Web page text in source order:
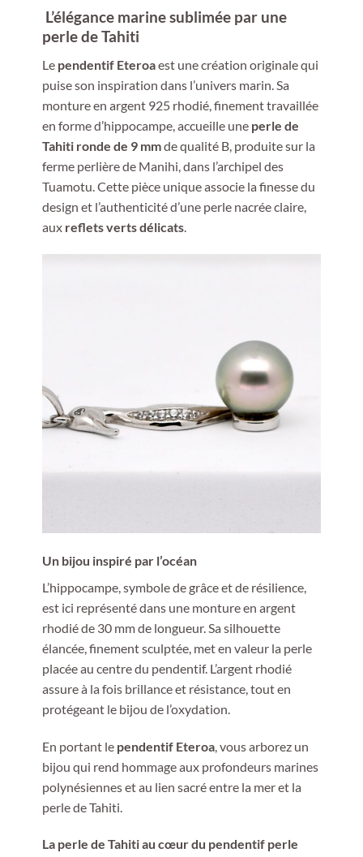
L’élégance marine sublimée par une
perle de Tahiti
Le pendentif Eteroaest une création originale qui
puise son inspiration dans l’univers marin. Sa
monture en argent 925 rhodié, finement travaillée
en forme d’hippocampe, accueille une perle de
Tahiti ronde de 9 mmde qualité B, produite sur la
ferme perlière de Manihi, dans l’archipel des
Tuamotu. Cette pièce unique associe la finesse du
design et l’authenticité d’une perle nacrée claire,
aux reflets verts délicats.
Un bijou inspiré par l’océan
L’hippocampe, symbole de grâce et de résilience,
est ici représenté dans une monture en argent
rhodié de 30 mm de longueur. Sa silhouette
élancée, finement sculptée, met en valeur la perle
placée au centre du pendentif. L’argent rhodié
assure à la fois brillance et résistance, tout en
protégeant le bijou de l’oxydation.
En portant le pendentif Eteroa, vous arborez un
bijou qui rend hommage aux profondeurs marines
polynésiennes et au lien sacré entre la mer et la
perle de Tahiti.
La perle de Tahiti au cœur du pendentif perle